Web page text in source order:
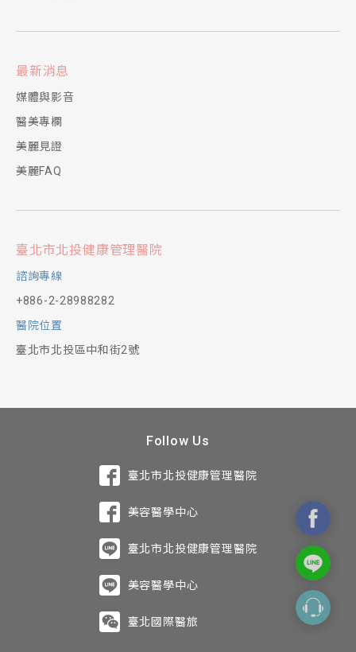
最新消息
媒體與影音
醫美專欄
美麗見證
美麗FAQ
臺北市北投健康管理醫院
諮詢專線
+886-2-28988282
醫院位置
臺北市北投區中和街2號
Follow Us
臺北市北投健康管理醫院
美容醫學中心
臺北市北投健康管理醫院
美容醫學中心
臺北國際醫旅